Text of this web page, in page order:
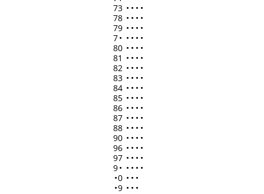
73 • • • •
78 • • • •
79 • • • •
7• • • • •
80 • • • •
81 • • • •
82 • • • •
83 • • • •
84 • • • •
85 • • • •
86 • • • •
87 • • • •
88 • • • •
90 • • • •
96 • • • •
97 • • • •
9• • • • •
•0 • • •
•9 • • •